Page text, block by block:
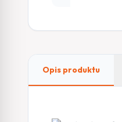
Opis produktu